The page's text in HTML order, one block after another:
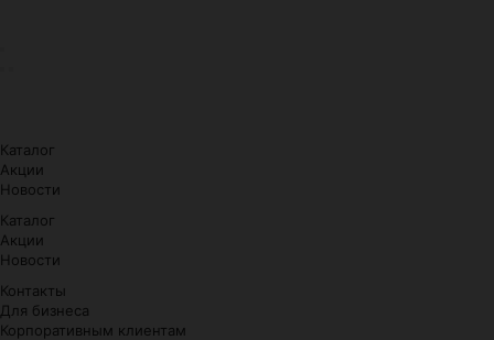
Каталог
Акции
Новости
Каталог
Акции
Новости
Контакты
Для бизнеса
Корпоративным клиентам